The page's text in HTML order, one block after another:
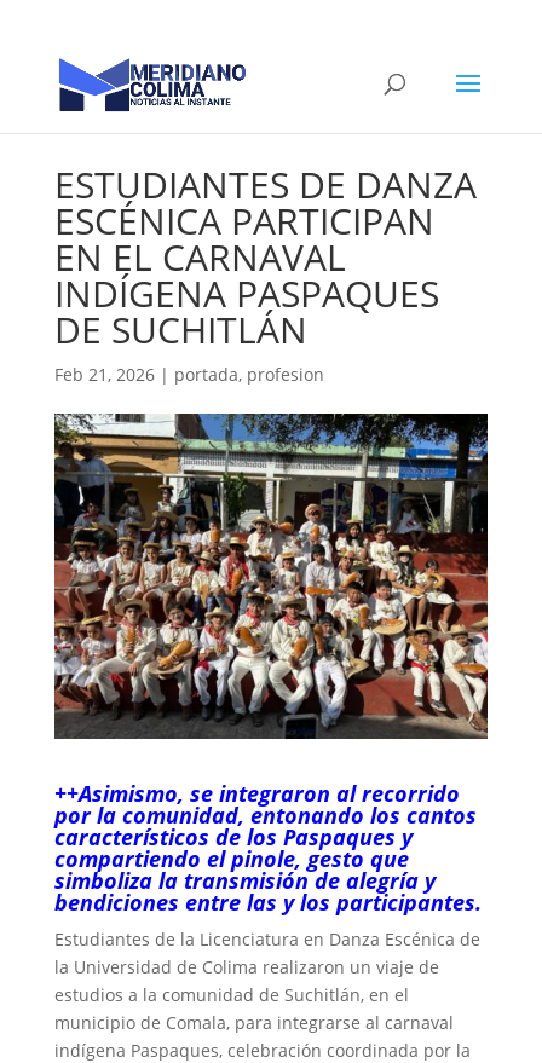
ESTUDIANTES DE DANZA
ESCÉNICA PARTICIPAN
EN EL CARNAVAL
INDÍGENA PASPAQUES
DE SUCHITLÁN
Feb 21, 2026| portada, profesion
++Asimismo, se integraron al recorrido
por la comunidad, entonando los cantos
característicos de los Paspaques y
compartiendo el pinole, gesto que
simboliza la transmisión de alegría y
bendiciones entre las y los participantes.
Estudiantes de la Licenciatura en Danza Escénica de
la Universidad de Colima realizaron un viaje de
estudios a la comunidad de Suchitlán, en el
municipio de Comala, para integrarse al carnaval
indígena Paspaques, celebración coordinada por la